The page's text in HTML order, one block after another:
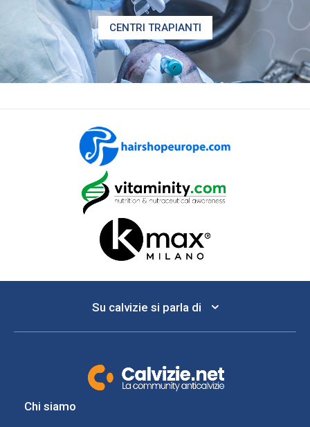
CENTRI TRAPIANTI
Su calvizie si parla di
Chi siamo